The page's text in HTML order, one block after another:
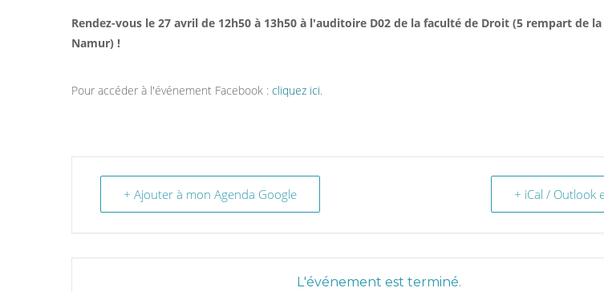
Rendez-vous le 27 avril de 12h50 à 13h50 à l'auditoire D02 de la faculté de Droit (5 rempart de la
Namur) !
Pour accéder à l'événement Facebook : cliquez ici.
+ Ajouter à mon Agenda Google + iCal / Outlook
L'événement est terminé.